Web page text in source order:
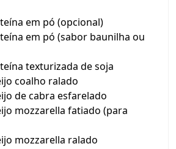
em pó (opcional)
em pó (sabor baunilha ou
texturizada de soja
coalho ralado
de cabra esfarelado
mozzarella fatiado (para
mozzarella ralado